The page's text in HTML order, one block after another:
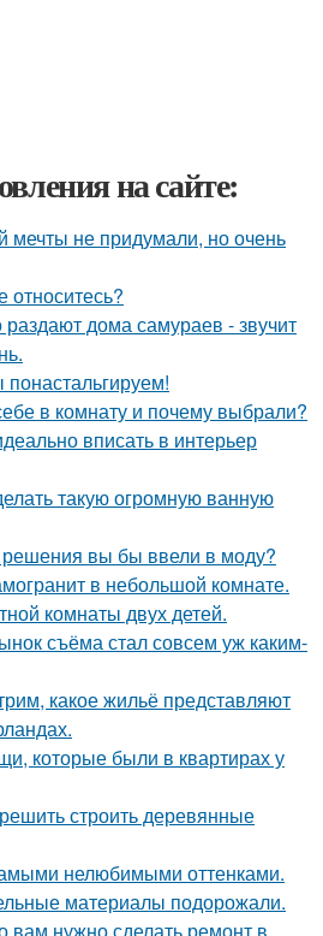
на сайте:
мечты не придумали, но очень
относитесь?
дома самураев - звучит
в комнату и почему выбрали?
вписать в интерьер
такую огромную ванную
решения вы бы ввели в моду?
в небольшой комнате.
комнаты двух детей.
съёма стал совсем уж каким-
какое жильё представляют
которые были в квартирах у
строить деревянные
нелюбимыми оттенками.
материалы подорожали.